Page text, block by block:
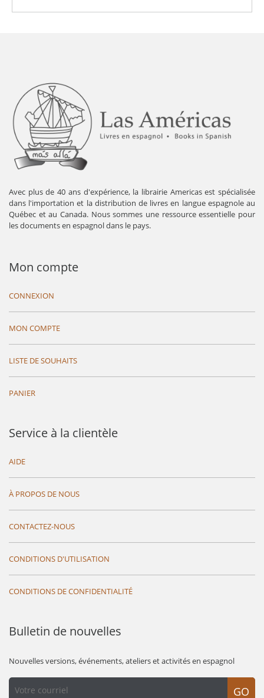
Avec plus de 40 ans d'expérience, la librairie Americas est spécialisée
dans l'importation et la distribution de livres en langue espagnole au
Québec et au Canada. Nous sommes une ressource essentielle pour
les documents en espagnol dans le pays.
Mon compte
CONNEXION
MON COMPTE
LISTE DE SOUHAITS
PANIER
Service à la clientèle
AIDE
À PROPOS DE NOUS
CONTACTEZ-NOUS
CONDITIONS D'UTILISATION
CONDITIONS DE CONFIDENTIALITÉ
Bulletin de nouvelles
Nouvelles versions, événements, ateliers et activités en espagnol
GO